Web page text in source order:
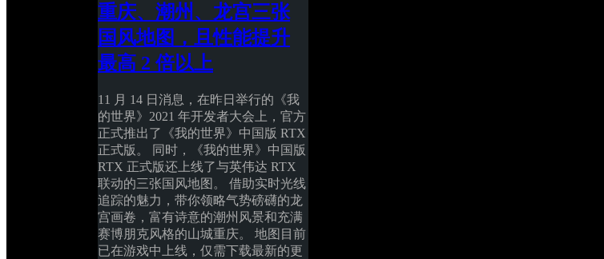
重庆、潮州、龙宫三张
国风地图，且性能提升
最高 2 倍以上
11 月 14 日消息，在昨日举行的《我
的世界》2021 年开发者大会上，官方
正式推出了《我的世界》中国版 RTX
正式版。 同时，《我的世界》中国版
RTX 正式版还上线了与英伟达 RTX
联动的三张国风地图。 借助实时光线
追踪的魅力，带你领略气势磅礴的龙
宫画卷，富有诗意的潮州风景和充满
赛博朋克风格的山城重庆。 地图目前
已在游戏中上线，仅需下载最新的更